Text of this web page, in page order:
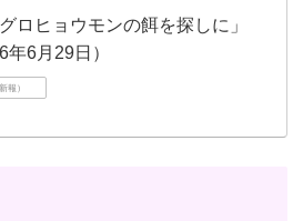
ロヒョウモンの餌を探しに」
年6月29日）
報）